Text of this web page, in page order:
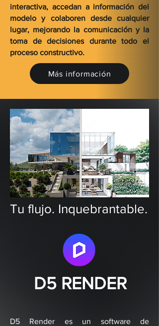
interactiva, accedan a información del
modelo y colaboren desde cualquier
lugar, mejorando la comunicación y la
toma de decisiones durante todo el
proceso constructivo.
Más información
Tu flujo. Inquebrantable.
D5 RENDER
D5 Render es un software de